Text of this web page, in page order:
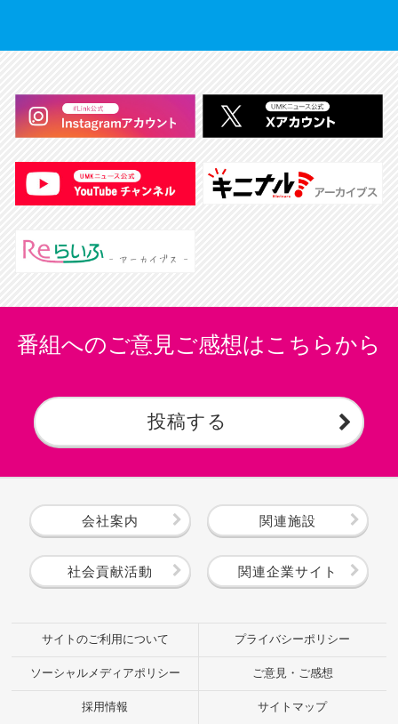
番組へのご意見ご感想はこちらから
投稿する
会社案内 関連施設
社会貢献活動 関連企業サイト
サイトのご利用について プライバシーポリシー
ソーシャルメディアポリシー ご意見・ご感想
採用情報 サイトマップ